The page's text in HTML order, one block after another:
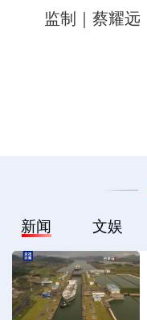
监制｜蔡耀远
新闻 文娱